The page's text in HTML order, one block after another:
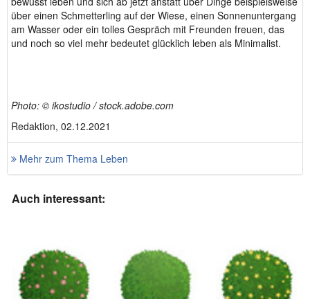
über einen Schmetterling auf der Wiese, einen Sonnenuntergang
am Wasser oder ein tolles Gespräch mit Freunden freuen, das
und noch so viel mehr bedeutet glücklich leben als Minimalist.
Photo: © ikostudio / stock.adobe.com
Redaktion, 02.12.2021
Mehr zum Thema Leben
Auch interessant: